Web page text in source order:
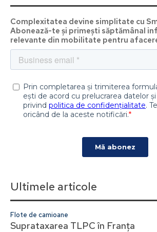
Complexitatea devine simplitate cu
Abonează-te și primești săptămânal
relevante din mobilitate pentru
Ultimele articole
Flote de camioane
Suprataxarea TLPC în Franța